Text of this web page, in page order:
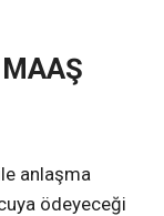
anlaşma
ödeyeceği